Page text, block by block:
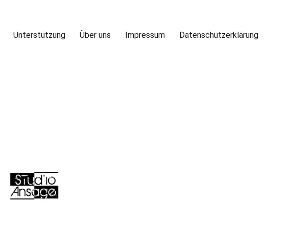
Unterstützung Über uns Impressum Datenschutzerklärung